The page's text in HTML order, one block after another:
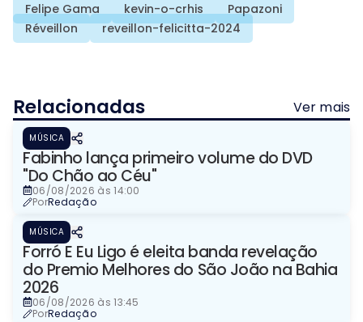
Felipe Gama kevin-o-crhis
Papazoni
Réveillon
reveillon-felicitta-2024
Relacionadas Ver mais
MÚSICA
Fabinho lança primeiro volume do DVD
"Do Chão ao Céu"
06/08/2026 às 14:00
PorRedação
MÚSICA
Forró E Eu Ligo é eleita banda revelação
do Premio Melhores do São João na Bahia
2026
06/08/2026 às 13:45
PorRedação